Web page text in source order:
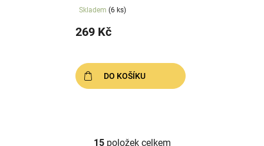
Skladem (6 ks)
269 Kč
DO KOŠÍKU
15položek celkem